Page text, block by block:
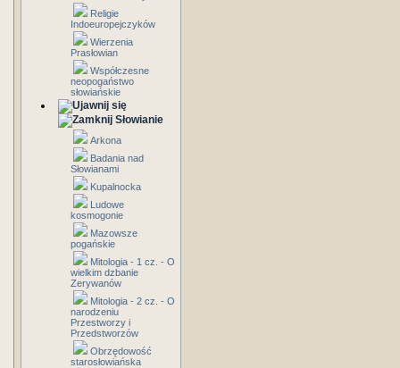
Religie
Indoeuropejczyków
Wierzenia
Prasłowian
Współczesne
neopogaństwo
słowiańskie
Słowianie
Arkona
Badania nad
Słowianami
Kupalnocka
Ludowe
kosmogonie
Mazowsze
pogańskie
Mitologia - 1 cz. - O
wielkim dzbanie
Zerywanów
Mitologia - 2 cz. - O
narodzeniu
Przestworzy i
Przedstworzów
Obrzędowość
starosłowiańska